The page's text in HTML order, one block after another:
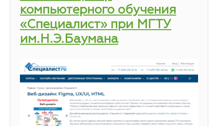
компьютерного обучения
«Специалист» при МГТУ
им.Н.Э.Баумана